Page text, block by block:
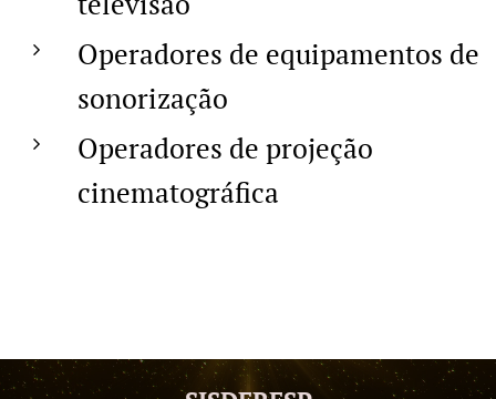
Operadores de equipamentos de
sonorização
Operadores de projeção
cinematográfica